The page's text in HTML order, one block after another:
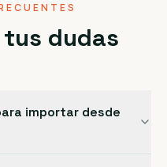
tus dudas
importar desde